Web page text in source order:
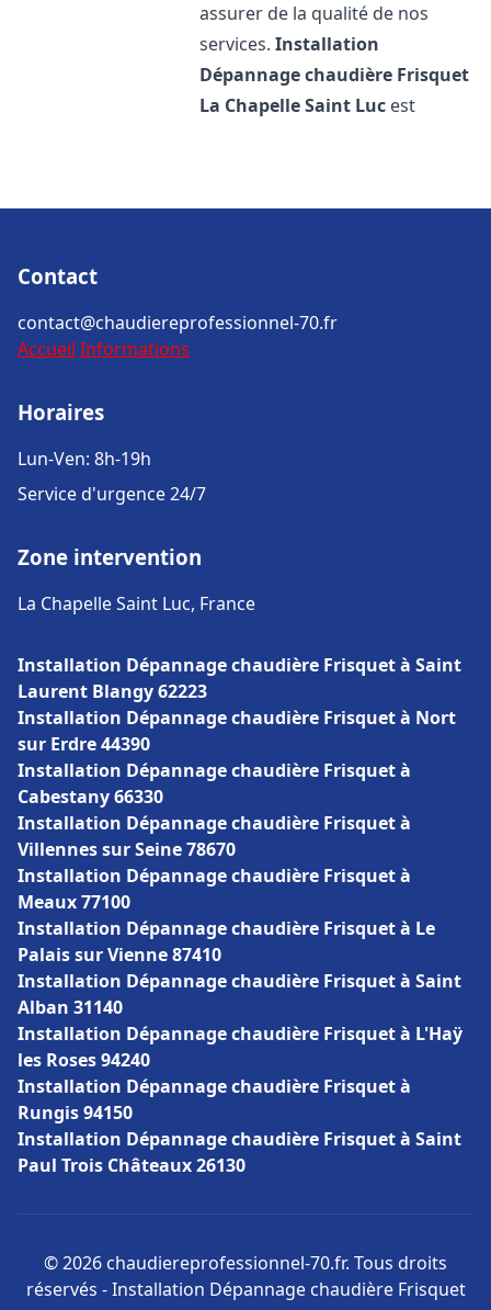
assurer de la qualité de nos
services.Installation
Dépannage chaudière Frisquet
La Chapelle Saint Luc est
Contact
contact@chaudiereprofessionnel-70.fr
Accueil Informations
Horaires
Lun-Ven: 8h-19h
Service d'urgence 24/7
Zone intervention
La Chapelle Saint Luc, France
Installation Dépannage chaudière Frisquet à Saint
Laurent Blangy 62223
Installation Dépannage chaudière Frisquet à Nort
sur Erdre 44390
Installation Dépannage chaudière Frisquet à
Cabestany 66330
Installation Dépannage chaudière Frisquet à
Villennes sur Seine 78670
Installation Dépannage chaudière Frisquet à
Meaux 77100
Installation Dépannage chaudière Frisquet à Le
Palais sur Vienne 87410
Installation Dépannage chaudière Frisquet à Saint
Alban 31140
Installation Dépannage chaudière Frisquet à L'Haÿ
les Roses 94240
Installation Dépannage chaudière Frisquet à
Rungis 94150
Installation Dépannage chaudière Frisquet à Saint
Paul Trois Châteaux 26130
© 2026 chaudiereprofessionnel-70.fr. Tous droits
réservés - Installation Dépannage chaudière Frisquet